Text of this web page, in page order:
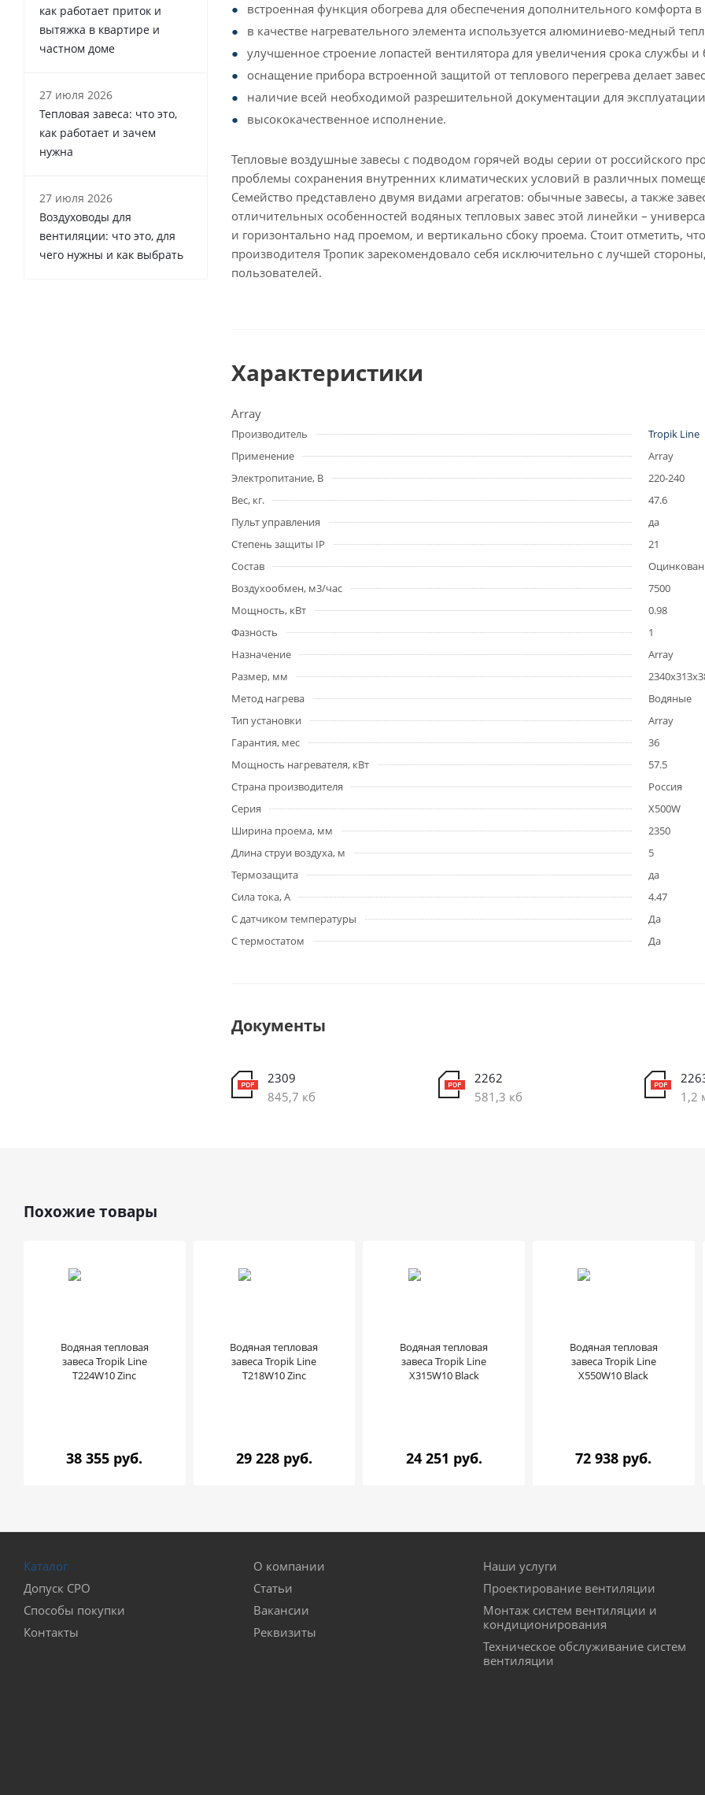
встроенная функция обогрева для обеспечения дополнительного комфорта в
в качестве нагревательного элемента используется алюминиево-медный
улучшенное строение лопастей вентилятора для увеличения срока службы
оснащение прибора встроенной защитой от теплового перегрева делает
наличие всей необходимой разрешительной документации для
высококачественное исполнение.
Тепловые воздушные завесы с подводом горячей воды серии от российского
проблемы сохранения внутренних климатических условий в различных
Семейство представлено двумя видами агрегатов: обычные завесы, а также
отличительных особенностей водяных тепловых завес этой линейки –
и горизонтально над проемом, и вертикально сбоку проема. Стоит отметить,
производителя Тропик зарекомендовало себя исключительно с лучшей
пользователей.
Характеристики
Array
Производитель
Tropik Line
Применение
Array
Электропитание, В
220-240
Вес, кг.
47.6
Пульт управления
да
Степень защиты IP
21
Состав
Воздухообмен, м3/час
7500
Мощность, кВт
0.98
Фазность
1
Назначение
Array
Размер, мм
Метод нагрева
Водяные
Тип установки
Array
Гарантия, мес
36
Мощность нагревателя, кВт
57.5
Страна производителя
Россия
Серия
X500W
Ширина проема, мм
2350
Длина струи воздуха, м
5
Термозащита
да
Сила тока, А
4.47
С датчиком температуры
Да
С термостатом
Да
Документы
2309
845,7 кб
2262
581,3 кб
1,2
как работает приток и
вытяжка в квартире и
частном доме
27 июля 2026
Тепловая завеса: что это,
как работает и зачем
нужна
27 июля 2026
Воздуховоды для
вентиляции: что это, для
чего нужны и как выбрать
Похожие товары
Водяная тепловая
завеса Tropik Line
T224W10 Zinc
38 355 руб.
Водяная тепловая
завеса Tropik Line
T218W10 Zinc
29 228 руб.
Водяная тепловая
завеса Tropik Line
X315W10 Black
24 251 руб.
Водяная тепловая
завеса Tropik Line
X550W10 Black
72 938 руб.
Каталог
Допуск СРО
Способы покупки
Контакты
О компании
Статьи
Вакансии
Реквизиты
Наши услуги
Проектирование вентиляции
Монтаж систем вентиляции и
кондиционирования
Техническое обслуживание систем
вентиляции